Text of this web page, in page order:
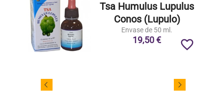
Tsa Humulus Lupulus
Conos (Lupulo)
Envase de 50 ml.
19,50 € favorite_border